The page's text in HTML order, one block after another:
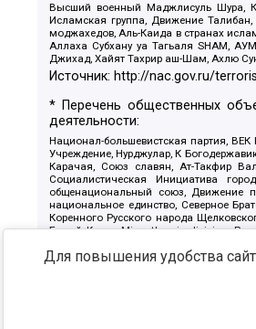
Высший военный Маджлисуль Шура,
Исламская группа, Движение
моджахедов, Аль-Каида в странах
Аллаха Субхану уа Тагьаля SHAM,
Джихад, Хайят Тахрир аш-Шам, Ахлю
Источник:http://nac.gov.ru/
* Перечень общественных
деятельности:
Национал-большевистская партия,
Учреждение, Нурджулар, К
Карачая, Союз славян, Ат-Такфир
Социалистическая Инициатива
общенациональный союз, Движение
национальное единство, Северное
Коренного Русского народа
Белый Крест, Misanthropic division,
Артподготовка, Штольц, В честь
Крю, Союз Славянских Сил Руси, Алля-
Патриотический клуб-Новокузнецк/
Для повышения удобства